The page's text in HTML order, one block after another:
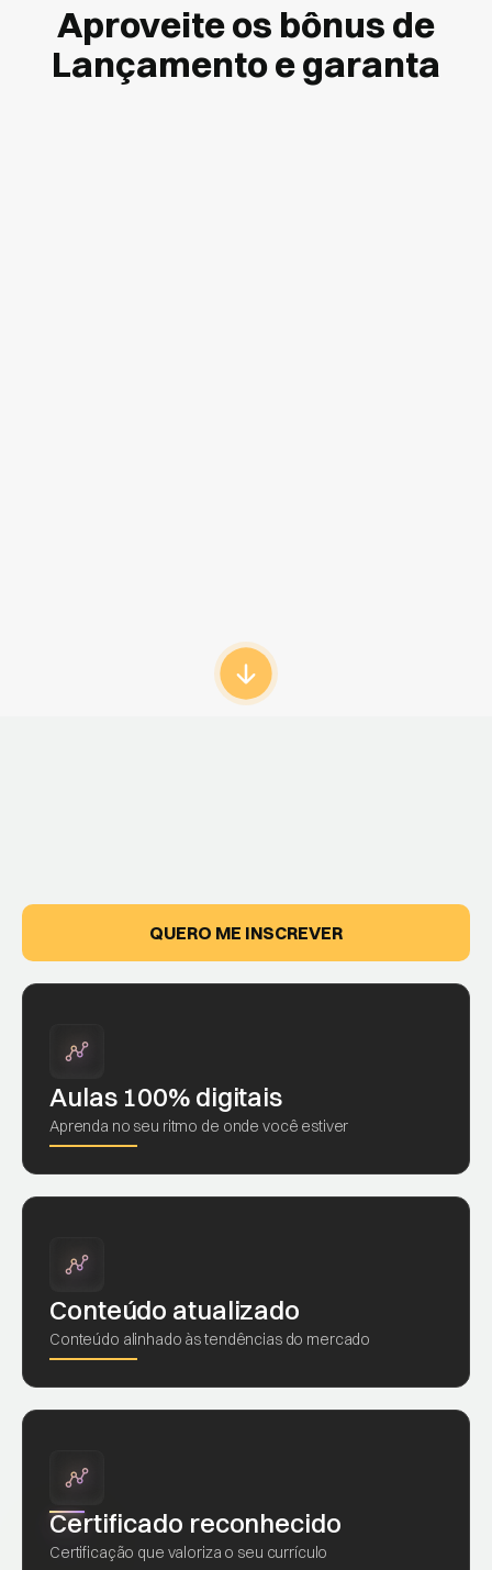
Aproveite os bônus de
Lançamento e garanta
QUERO ME INSCREVER
Aulas 100% digitais
Aprenda no seu ritmo de onde você estiver
Conteúdo atualizado
Conteúdo alinhado às tendências do mercado
Certificado reconhecido
Certificação que valoriza o seu currículo